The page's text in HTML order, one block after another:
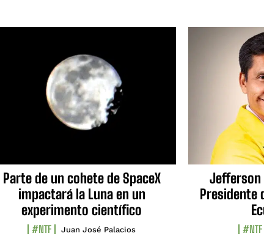
Parte de un cohete de SpaceX
impactará la Luna en un
experimento científico
#NTF Juan José Palacios
Jefferson
Presidente
#NTF